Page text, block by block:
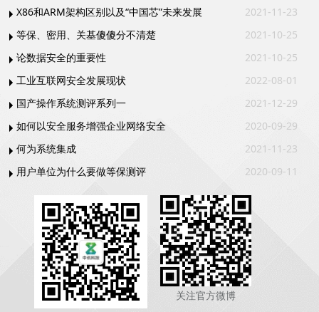
X86和ARM架构区别以及“中国芯”未来发展
2021-11-23
等保、密用、关基傻傻分不清楚
2021-10-25
论数据安全的重要性
2021-10-25
工业互联网安全发展现状
2022-08-01
国产操作系统测评系列一
2021-12-29
如何以安全服务增强企业网络安全
2020-09-29
何为系统集成
2021-11-23
用户单位为什么要做等保测评
2020-09-11
关注官方微博